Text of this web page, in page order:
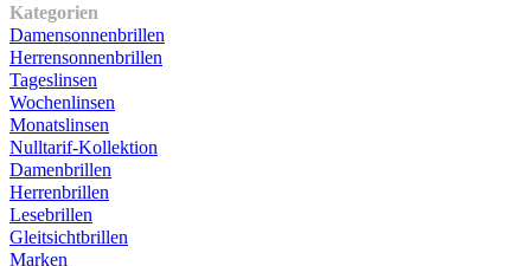
Kategorien
Damensonnenbrillen
Herrensonnenbrillen
Tageslinsen
Wochenlinsen
Monatslinsen
Nulltarif-Kollektion
Damenbrillen
Herrenbrillen
Lesebrillen
Gleitsichtbrillen
Marken